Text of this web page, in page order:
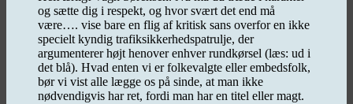
og sætte dig i respekt, og hvor svært det end må
være…. vise bare en flig af kritisk sans overfor en ikke
specielt kyndig trafiksikkerhedspatrulje, der
argumenterer højt henover enhver rundkørsel (læs: ud i
det blå). Hvad enten vi er folkevalgte eller embedsfolk,
bør vi vist alle lægge os på sinde, at man ikke
nødvendigvis har ret, fordi man har en titel eller magt.